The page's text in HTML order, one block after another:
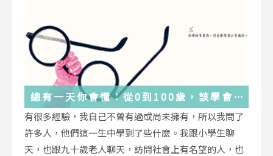
總有一天你會懂：從0到100歲，該學會
的人生大事，都在這些生活的小事裡了
有很多經驗，我自己不曾有過或尚未擁有，所以我問了
許多人，他們這一生中學到了些什麼。我跟小學生聊
天，也跟九十歲老人聊天，訪問社會上有名望的人，也